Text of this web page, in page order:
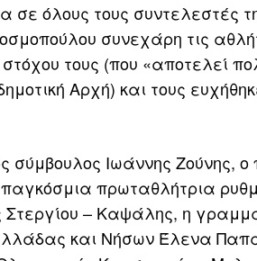
όλους τους συντελεστές
συνεχάρη τις
τους (που «αποτελεί
Αρχή) και τους
Ιωάννης Ζούνης, ο
πρωταθλήτρια
– Καψάλης, η
και Νήσων Έλενα